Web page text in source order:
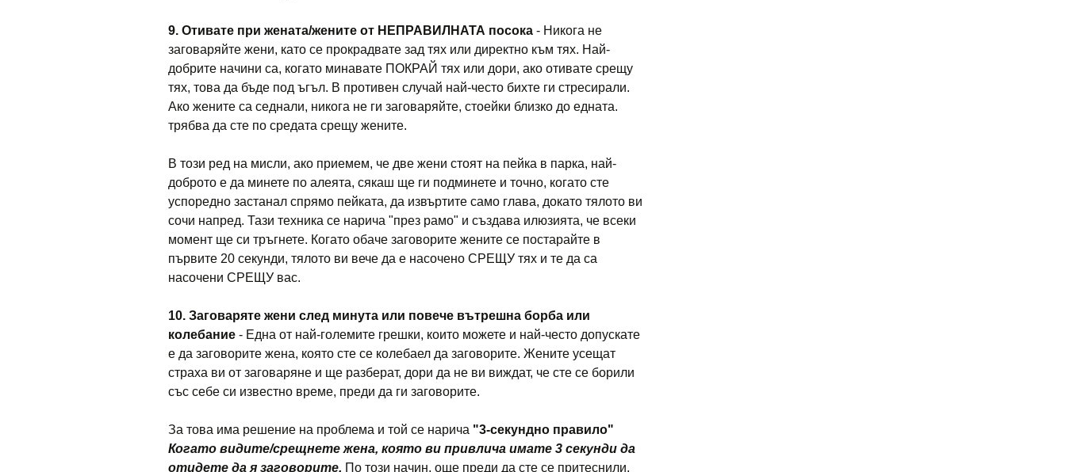
9. Отивате при жената/жените от НЕПРАВИЛНАТА посока - Никога не
заговаряйте жени, като се прокрадвате зад тях или директно към тях. Най-
добрите начини са, когато минавате ПОКРАЙ тях или дори, ако отивате срещу
тях, това да бъде под ъгъл. В противен случай най-често бихте ги стресирали.
Ако жените са седнали, никога не ги заговаряйте, стоейки близко до едната.
трябва да сте по средата срещу жените.
В този ред на мисли, ако приемем, че две жени стоят на пейка в парка, най-
доброто е да минете по алеята, сякаш ще ги подминете и точно, когато сте
успоредно застанал спрямо пейката, да извъртите само глава, докато тялото ви
сочи напред. Тази техника се нарича "през рамо" и създава илюзията, че всеки
момент ще си тръгнете. Когато обаче заговорите жените се постарайте в
първите 20 секунди, тялото ви вече да е насочено СРЕЩУ тях и те да са
насочени СРЕЩУ вас.
10. Заговаряте жени след минута или повече вътрешна борба или
колебание - Една от най-големите грешки, които можете и най-често допускате
е да заговорите жена, която сте се колебаел да заговорите. Жените усещат
страха ви от заговаряне и ще разберат, дори да не ви виждат, че сте се борили
със себе си известно време, преди да ги заговорите.
За това има решение на проблема и той се нарича "3-секундно правило"
Когато видите/срещнете жена, която ви привлича имате 3 секунди да
отидете да я заговорите. По този начин, още преди да сте се притеснили,